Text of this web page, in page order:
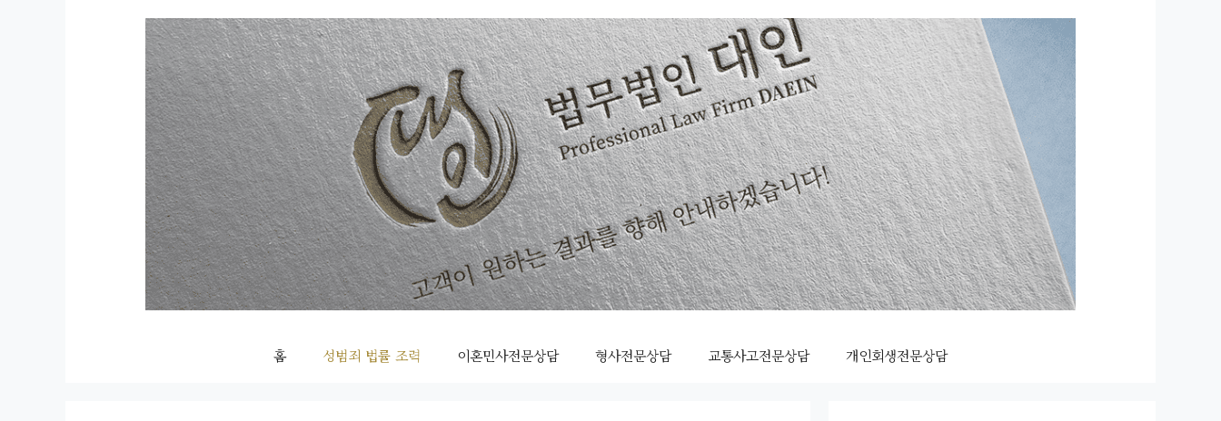
홈 성범죄 법률 조력 이혼민사전문상담 형사전문상담 교통사고전문상담 개인회생전문상담